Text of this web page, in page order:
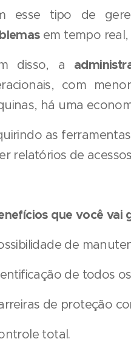
esse tipo de
em tempo real,
disso, a
com
há uma
as
relatórios de
que você vai
de
de todos
de proteção
total.